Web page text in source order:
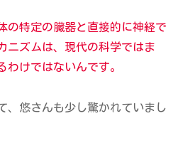
の特定の臓器と直接的に神経で
ニズムは、現代の科学ではま
わけではないんです。
、悠さんも少し驚かれていまし